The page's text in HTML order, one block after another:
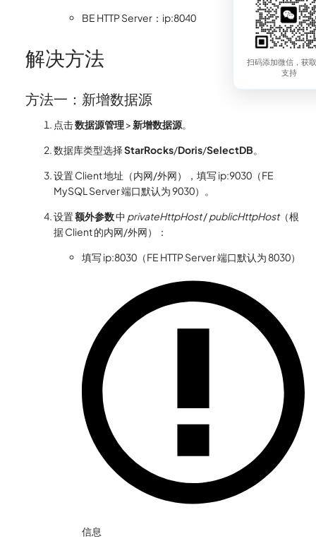
BE HTTP Server：ip:8040
解决方法
方法一：新增数据源
点击数据源管理> 新增数据源。
数据库类型选择StarRocks/Doris/SelectDB。
设置 Client 地址（内网/外网），填写 ip:9030（FE
MySQL Server 端口默认为 9030）。
设置额外参数中 privateHttpHost/publicHttpHost（根
据 Client 的内网/外网）：
填写 ip:8030（FE HTTP Server 端口默认为 8030）
信息
扫码添加微信，获
支持